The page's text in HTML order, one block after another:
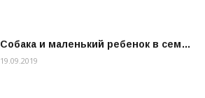
Собака и маленький ребенок в сем…
19.09.2019